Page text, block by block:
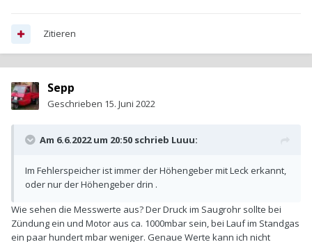
Zitieren
Sepp
Geschrieben 15. Juni 2022
Am 6.6.2022 um 20:50 schrieb Luuu:
Im Fehlerspeicher ist immer der Höhengeber mit Leck erkannt,
oder nur der Höhengeber drin .
Wie sehen die Messwerte aus? Der Druck im Saugrohr sollte bei
Zündung ein und Motor aus ca. 1000mbar sein, bei Lauf im Standgas
ein paar hundert mbar weniger. Genaue Werte kann ich nicht